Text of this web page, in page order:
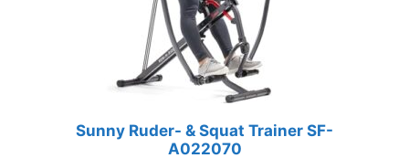
Sunny Ruder- & Squat Trainer SF-
A022070